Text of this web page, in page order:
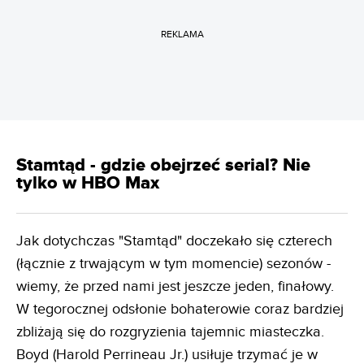
REKLAMA
Stamtąd - gdzie obejrzeć serial? Nie
tylko w HBO Max
Jak dotychczas "Stamtąd" doczekało się czterech
(łącznie z trwającym w tym momencie) sezonów -
wiemy, że przed nami jest jeszcze jeden, finałowy.
W tegorocznej odsłonie bohaterowie coraz bardziej
zbliżają się do rozgryzienia tajemnic miasteczka.
Boyd (Harold Perrineau Jr.) usiłuje trzymać je w